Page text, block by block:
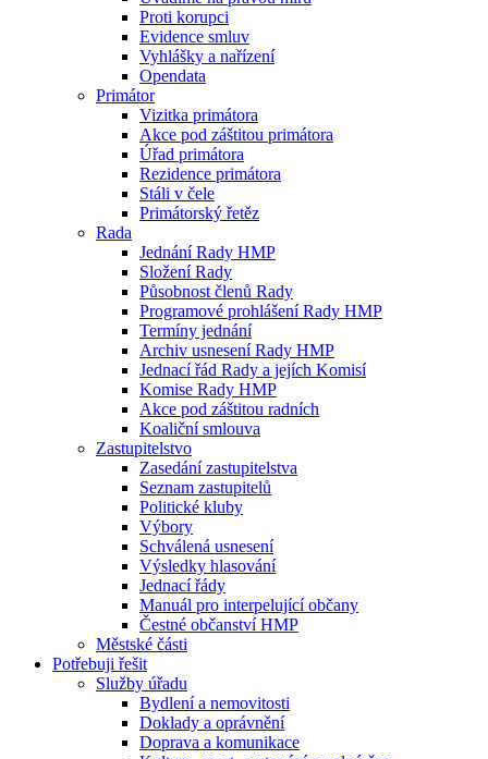
Proti korupci
Evidence smluv
Vyhlášky a nařízení
Opendata
Primátor
Vizitka primátora
Akce pod záštitou primátora
Úřad primátora
Rezidence primátora
Stáli v čele
Primátorský řetěz
Rada
Jednání Rady HMP
Složení Rady
Působnost členů Rady
Programové prohlášení Rady HMP
Termíny jednání
Archiv usnesení Rady HMP
Jednací řád Rady a jejích Komisí
Komise Rady HMP
Akce pod záštitou radních
Koaliční smlouva
Zastupitelstvo
Zasedání zastupitelstva
Seznam zastupitelů
Politické kluby
Výbory
Schválená usnesení
Výsledky hlasování
Jednací řády
Manuál pro interpelující občany
Čestné občanství HMP
Městské části
Potřebuji řešit
Služby úřadu
Bydlení a nemovitosti
Doklady a oprávnění
Doprava a komunikace